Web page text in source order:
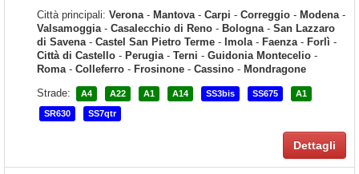
Città principali: Verona- Mantova- Carpi - Correggio - Modena-
Valsamoggia- Casalecchio di Reno - Bologna- San Lazzaro
di Savena- Castel San Pietro Terme - Imola- Faenza- Forlì -
Città di Castello - Perugia- Terni - Guidonia Montecelio -
Roma- Colleferro - Frosinone - Cassino - Mondragone
Strade:
A4 A22 A1 A14 SS3bis SS675 A1
SR630 SS7qtr
Dettagli